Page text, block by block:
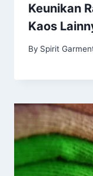
Keunikan
Kaos
By Spirit